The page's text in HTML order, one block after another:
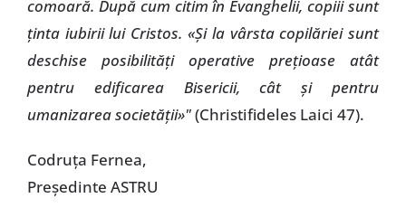
comoară. După cum citim în Evanghelii, copiii sunt
ţinta iubirii lui Cristos. «Şi la vârsta copilăriei sunt
deschise posibilităţi operative preţioase atât
pentru edificarea Bisericii, cât şi pentru
umanizarea societăţii»"(Christifideles Laici 47).
Codruţa Fernea,
Preşedinte ASTRU